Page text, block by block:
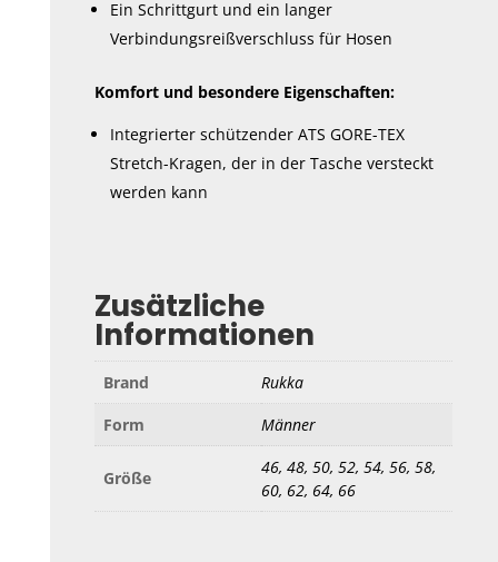
Ein Schrittgurt und ein langer
Verbindungsreißverschluss für Hosen
Komfort und besondere Eigenschaften:
Integrierter schützender ATS GORE-TEX
Stretch-Kragen, der in der Tasche versteckt
werden kann
Zusätzliche
Informationen
Brand
Rukka
Form
Männer
Größe
46, 48, 50, 52, 54, 56, 58,
60, 62, 64, 66